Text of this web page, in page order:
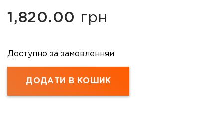
1,820.00 грн
Доступно за замовленням
ДОДАТИ В КОШИК